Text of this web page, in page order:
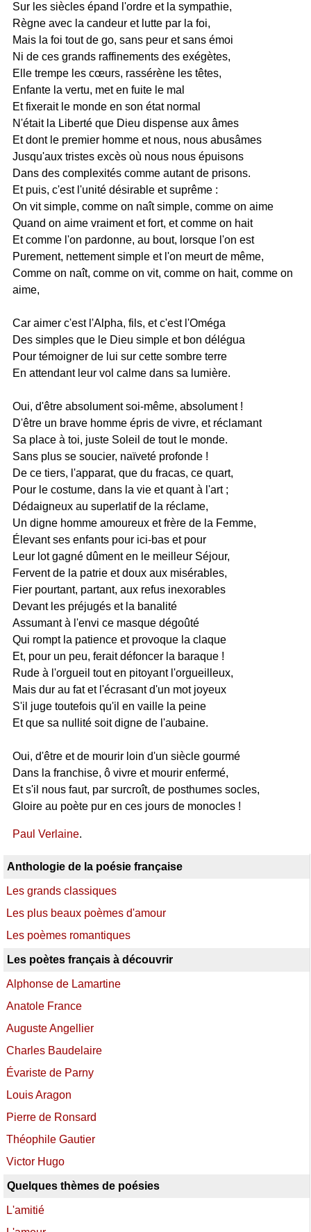
Sur les siècles épand l'ordre et la sympathie,
Règne avec la candeur et lutte par la foi,
Mais la foi tout de go, sans peur et sans émoi
Ni de ces grands raffinements des exégètes,
Elle trempe les cœurs, rassérène les têtes,
Enfante la vertu, met en fuite le mal
Et fixerait le monde en son état normal
N'était la Liberté que Dieu dispense aux âmes
Et dont le premier homme et nous, nous abusâmes
Jusqu'aux tristes excès où nous nous épuisons
Dans des complexités comme autant de prisons.
Et puis, c'est l'unité désirable et suprême :
On vit simple, comme on naît simple, comme on aime
Quand on aime vraiment et fort, et comme on hait
Et comme l'on pardonne, au bout, lorsque l'on est
Purement, nettement simple et l'on meurt de même,
Comme on naît, comme on vit, comme on hait, comme on
aime,
Car aimer c'est l'Alpha, fils, et c'est l'Oméga
Des simples que le Dieu simple et bon délégua
Pour témoigner de lui sur cette sombre terre
En attendant leur vol calme dans sa lumière.
Oui, d'être absolument soi-même, absolument !
D'être un brave homme épris de vivre, et réclamant
Sa place à toi, juste Soleil de tout le monde.
Sans plus se soucier, naïveté profonde !
De ce tiers, l'apparat, que du fracas, ce quart,
Pour le costume, dans la vie et quant à l'art ;
Dédaigneux au superlatif de la réclame,
Un digne homme amoureux et frère de la Femme,
Élevant ses enfants pour ici-bas et pour
Leur lot gagné dûment en le meilleur Séjour,
Fervent de la patrie et doux aux misérables,
Fier pourtant, partant, aux refus inexorables
Devant les préjugés et la banalité
Assumant à l'envi ce masque dégoûté
Qui rompt la patience et provoque la claque
Et, pour un peu, ferait défoncer la baraque !
Rude à l'orgueil tout en pitoyant l'orgueilleux,
Mais dur au fat et l'écrasant d'un mot joyeux
S'il juge toutefois qu'il en vaille la peine
Et que sa nullité soit digne de l'aubaine.
Oui, d'être et de mourir loin d'un siècle gourmé
Dans la franchise, ô vivre et mourir enfermé,
Et s'il nous faut, par surcroît, de posthumes socles,
Gloire au poète pur en ces jours de monocles !
Paul Verlaine.
Anthologie de la poésie française
Les grands classiques
Les plus beaux poèmes d'amour
Les poèmes romantiques
Les poètes français à découvrir
Alphonse de Lamartine
Anatole France
Auguste Angellier
Charles Baudelaire
Évariste de Parny
Louis Aragon
Pierre de Ronsard
Théophile Gautier
Victor Hugo
Quelques thèmes de poésies
L'amitié